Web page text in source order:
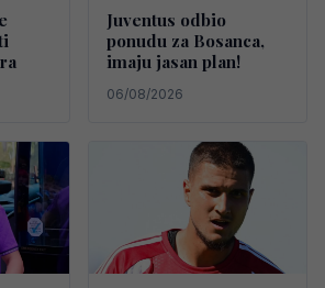
Juventus odbio
ponudu za Bosanca,
imaju jasan plan!
06/08/2026